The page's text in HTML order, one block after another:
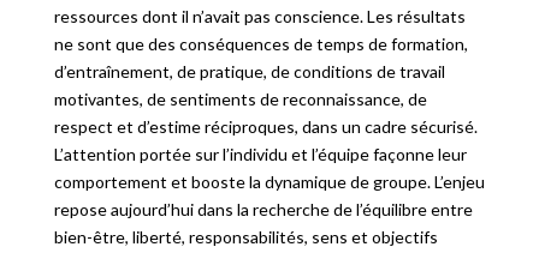
ressources dont il n’avait pas conscience. Les résultats
ne sont que des conséquences de temps de formation,
d’entraînement, de pratique, de conditions de travail
motivantes, de sentiments de reconnaissance, de
respect et d’estime réciproques, dans un cadre sécurisé.
L’attention portée sur l’individu et l’équipe façonne leur
comportement et booste la dynamique de groupe. L’enjeu
repose aujourd’hui dans la recherche de l’équilibre entre
bien-être, liberté, responsabilités, sens et objectifs